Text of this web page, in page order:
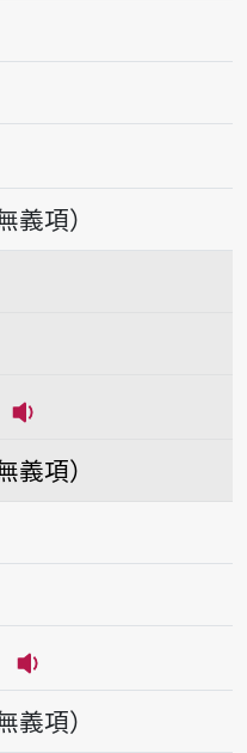
音讀khòng-hîng
義項）
義項）
播放音讀khòng-
義項）